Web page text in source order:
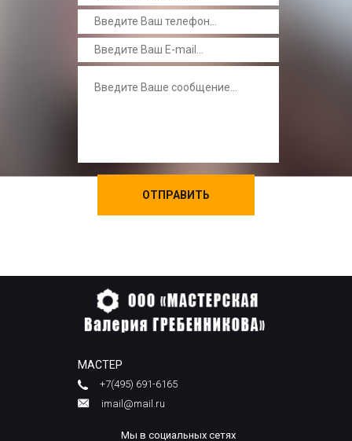
МАСТЕР
+7(495) 691-6165
imail@mail.ru
Мы в социальных сетях